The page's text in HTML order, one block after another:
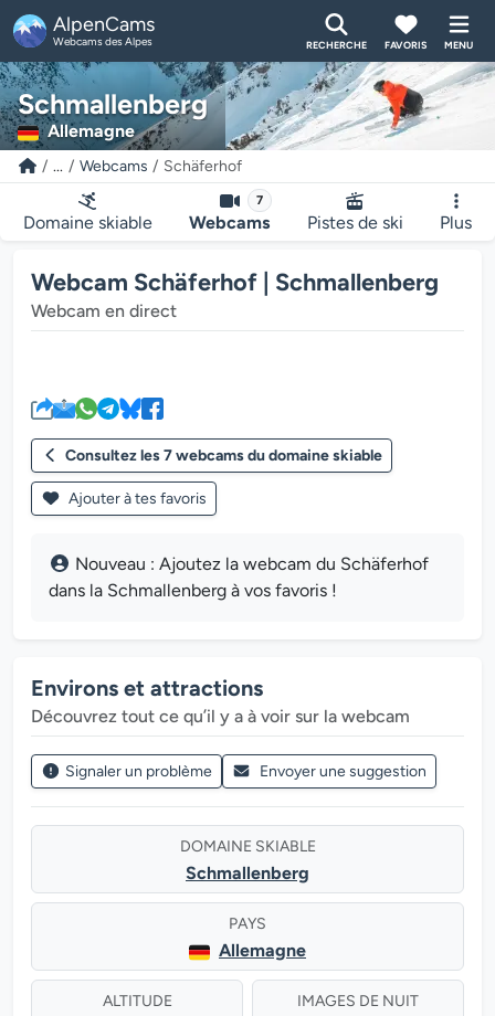
AlpenCams
Webcams des Alpes RECHERCHE FAVORIS MENU
Schmallenberg
Allemagne
... Webcams Schäferhof
Domaine skiable
7
Webcams Pistes de ski Plus
Webcam Schäferhof | Schmallenberg
Webcam en direct
Consultez les 7 webcams du domaine skiable
Ajouter à tes favoris
Nouveau : Ajoutez la webcam du Schäferhof
dans la Schmallenberg à vos favoris !
Environs et attractions
Découvrez tout ce qu’il y a à voir sur la webcam
Signaler un problème Envoyer une suggestion
DOMAINE SKIABLE
Schmallenberg
PAYS
Allemagne
ALTITUDE IMAGES DE NUIT